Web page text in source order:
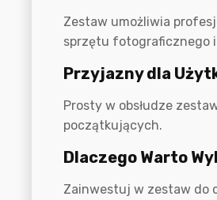
Zestaw umożliwia
sprzętu fotograficznego
Przyjazny dla
Prosty w obsłudze
początkujących.
Dlaczego Warto
Zainwestuj w zestaw do